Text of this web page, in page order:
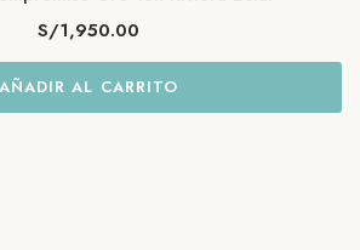
S/1,950.00
AÑADIR AL CARRITO